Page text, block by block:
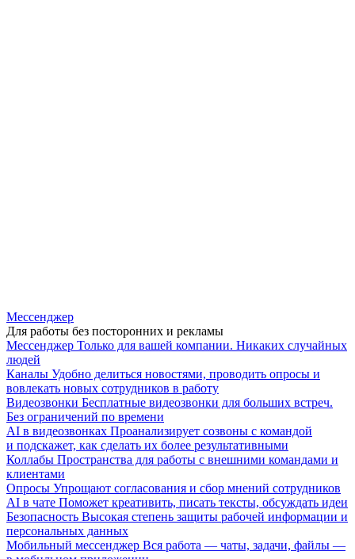
Мессенджер
Для работы без посторонних и рекламы
Мессенджер Только для вашей компании. Никаких случайных
людей
Каналы Удобно делиться новостями, проводить опросы и
вовлекать новых сотрудников в работу
Видеозвонки Бесплатные видеозвонки для больших встреч.
Без ограничений по времени
AI в видеозвонках Проанализирует созвоны с командой
и подскажет, как сделать их более результативными
Коллабы Пространства для работы с внешними командами и
клиентами
Опросы Упрощают согласования и сбор мнений сотрудников
AI в чате Поможет креативить, писать тексты, обсуждать идеи
Безопасность Высокая степень защиты рабочей информации и
персональных данных
Мобильный мессенджер Вся работа — чаты, задачи, файлы —